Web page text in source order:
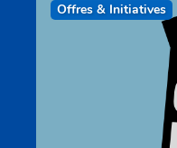
Offres & Initiatives